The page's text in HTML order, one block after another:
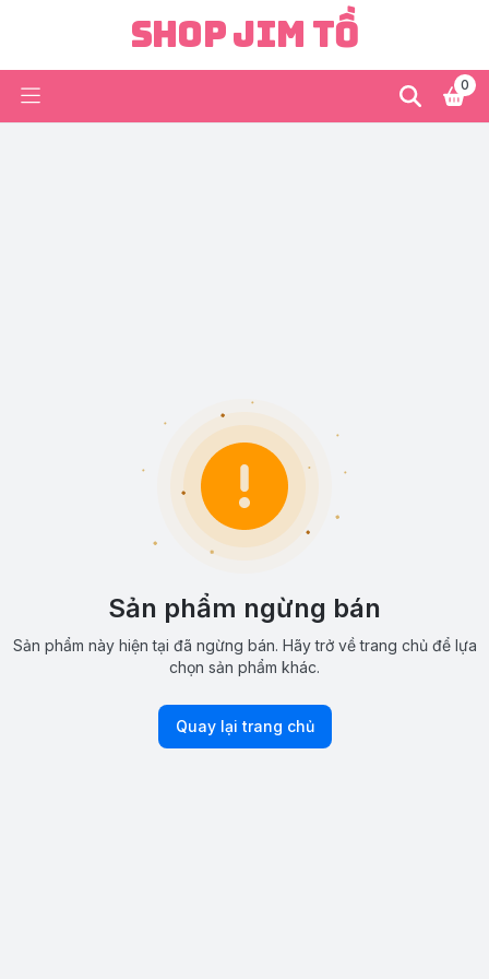
Shop Jim Tồ
0
Sản phẩm ngừng bán
Sản phẩm này hiện tại đã ngừng bán. Hãy trở về trang chủ để lựa
chọn sản phẩm khác.
Quay lại trang chủ